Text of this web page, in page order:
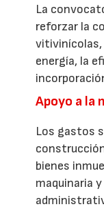
La
reforzar la
vitivinícolas,
energía, la
Apoyo a la
Los gastos
bienes
maquinaria